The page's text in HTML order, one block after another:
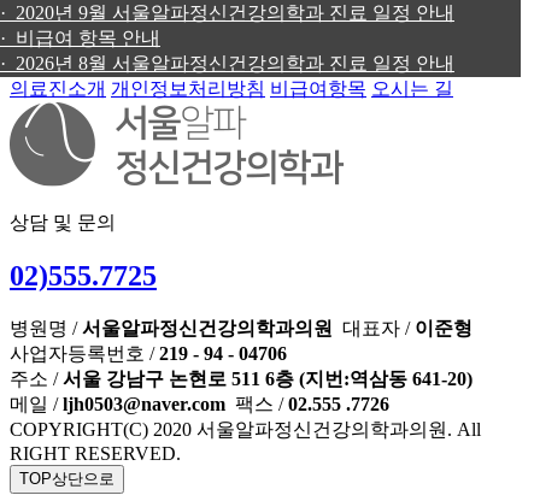
· 2020년 9월 서울알파정신건강의학과 진료 일정 안내
· 비급여 항목 안내
· 2026년 8월 서울알파정신건강의학과 진료 일정 안내
의료진소개 개인정보처리방침 비급여항목 오시는 길
상담 및 문의
02)555.7725
병원명 /서울알파정신건강의학과의원 대표자 / 이준형
사업자등록번호 /219 - 94 - 04706
주소 /서울 강남구 논현로 511 6층 (지번:역삼동 641-20)
메일 /ljh0503@naver.com 팩스 /02.555 .7726
COPYRIGHT(C) 2020 서울알파정신건강의학과의원. All
RIGHT RESERVED.
TOP상단으로